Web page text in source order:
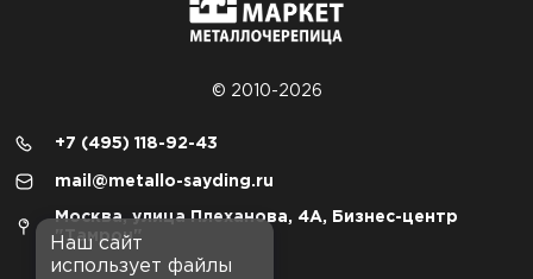
© 2010-2026
+7 (495) 118-92-43
mail@metallo-sayding.ru
Москва, улица Плеханова, 4А, Бизнес-центр
"Тамрон"
Наш сайт
использует файлы